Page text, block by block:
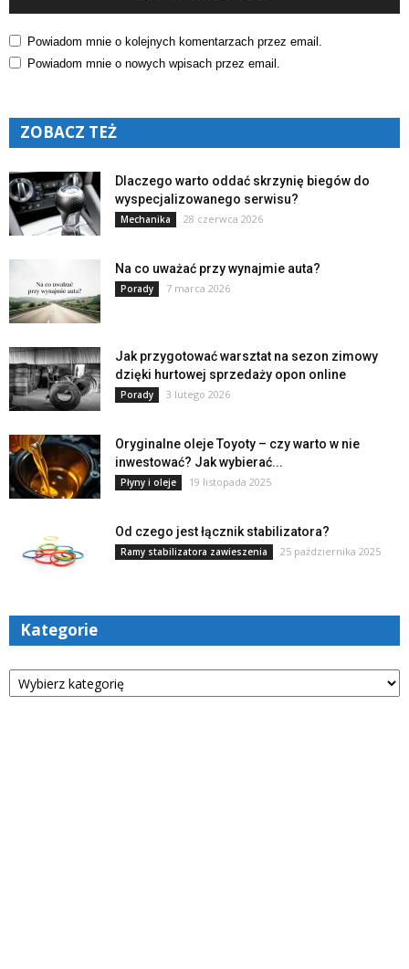
Powiadom mnie o kolejnych komentarzach przez email.
Powiadom mnie o nowych wpisach przez email.
ZOBACZ TEŻ
Dlaczego warto oddać skrzynię biegów do
wyspecjalizowanego serwisu?
Mechanika 28 czerwca 2026
Na co uważać przy wynajmie auta?
Porady 7 marca 2026
Jak przygotować warsztat na sezon zimowy
dzięki hurtowej sprzedaży opon online
Porady 3 lutego 2026
Oryginalne oleje Toyoty – czy warto w nie
inwestować? Jak wybierać...
Płyny i oleje 19 listopada 2025
Od czego jest łącznik stabilizatora?
Ramy stabilizatora zawieszenia 25 października 2025
Kategorie
Kategorie